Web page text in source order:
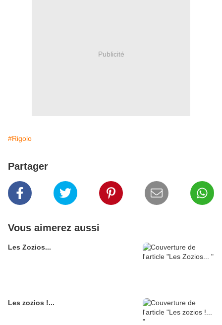
Publicité
#Rigolo
Partager
Vous aimerez aussi
Les Zozios...
Les zozios !...